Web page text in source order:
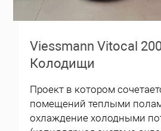
Viessmann Vitocal
Колодищи
Проект в котором
помещений теплыми
охлаждение холодными